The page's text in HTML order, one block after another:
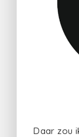
Daar zou